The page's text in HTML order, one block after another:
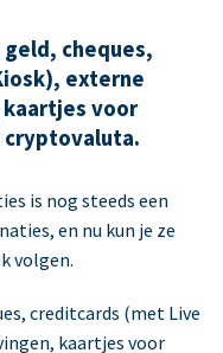
cheques,
externe
voor
cryptovaluta.
is nog steeds een
en nu kun je ze
volgen.
creditcards (met Live
kaartjes voor